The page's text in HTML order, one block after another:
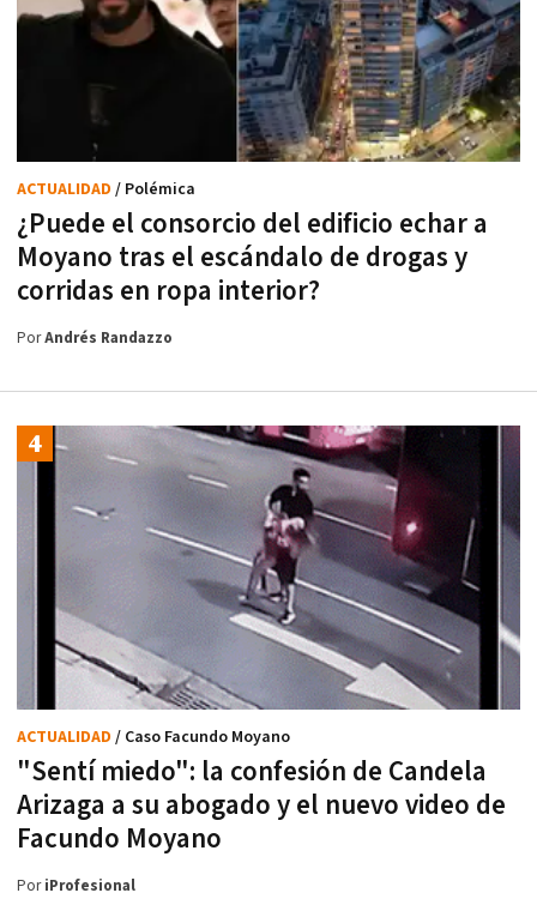
¿Puede el consorcio del edificio echar a
Moyano tras el escándalo de drogas y
corridas en ropa interior?
ACTUALIDAD / Polémica
PorAndrés Randazzo
"Sentí miedo": la confesión de Candela
Arizaga a su abogado y el nuevo video de
Facundo Moyano
ACTUALIDAD / Caso Facundo Moyano
PoriProfesional